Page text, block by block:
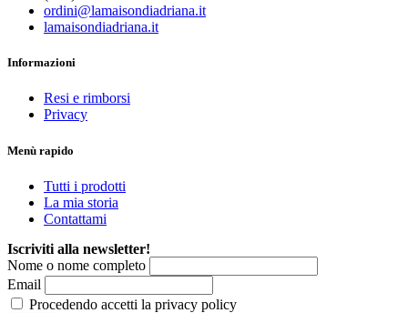
ordini@lamaisondiadriana.it
lamaisondiadriana.it
Informazioni
Resi e rimborsi
Privacy
Menù rapido
Tutti i prodotti
La mia storia
Contattami
Iscriviti alla newsletter!
Nome o nome completo
Email
Procedendo accetti la privacy policy